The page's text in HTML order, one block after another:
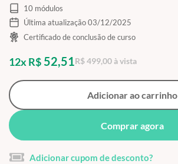
10 módulos
Última atualização 03/12/2025
Certificado de conclusão de curso
12x R$ 52,51 R$ 499,00 à vista
Adicionar ao carrinho
Comprar agora
Adicionar cupom de desconto?